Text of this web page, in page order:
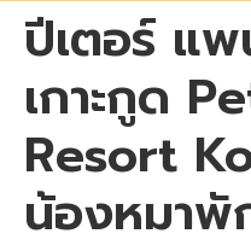
ปีเตอร์ แ
เกาะกูด
Resort
น้องหมาพั